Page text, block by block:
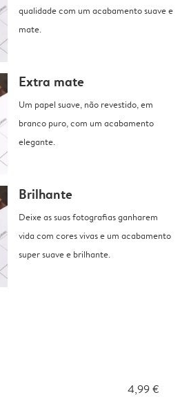
qualidade com um acabamento suave e
mate.
Extra mate
Um papel suave, não revestido, em
branco puro, com um acabamento
elegante.
Brilhante
Deixe as suas fotografias ganharem
vida com cores vivas e um acabamento
super suave e brilhante.
4,99 €